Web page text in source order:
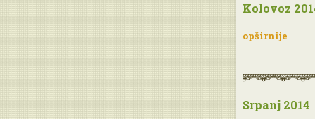
Kolovoz
opširnije
Srpanj 2014